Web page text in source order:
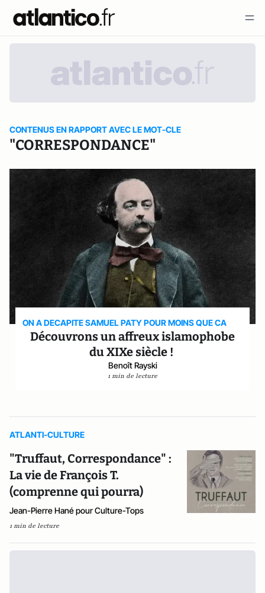
CONTENUS EN RAPPORT AVEC LE MOT-CLE
"CORRESPONDANCE"
ON A DECAPITE SAMUEL PATY POUR MOINS QUE CA
Découvrons un affreux islamophobe
du XIXe siècle !
Benoît Rayski
1 min de lecture
ATLANTI-CULTURE
"Truffaut, Correspondance" :
La vie de François T.
(comprenne qui pourra)
Jean-Pierre Hané pour Culture-Tops
1 min de lecture